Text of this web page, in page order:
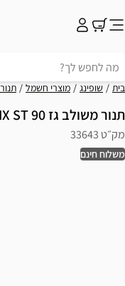
בית שופינג מוצרי חשמל
תנור משולב גז 90 PR 9060 IX ST נירוסטה Peerless
מק״ט 33643
משלוח חינם